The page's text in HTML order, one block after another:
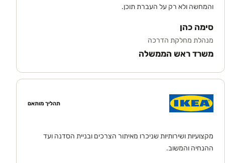
והמחשה ולא רק על העברת תוכן.
סימה כהן
מנהלת מחלקת הדרכה
משרד ראש הממשלה
תהליך מותאם
מקצועיות ושירותיות שניכרו מאיתור הצרכים ובניית הסדנה ועד
ההנחיה והמשוב.